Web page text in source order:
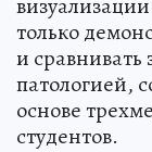
только
и
патологией,
основе
студентов.